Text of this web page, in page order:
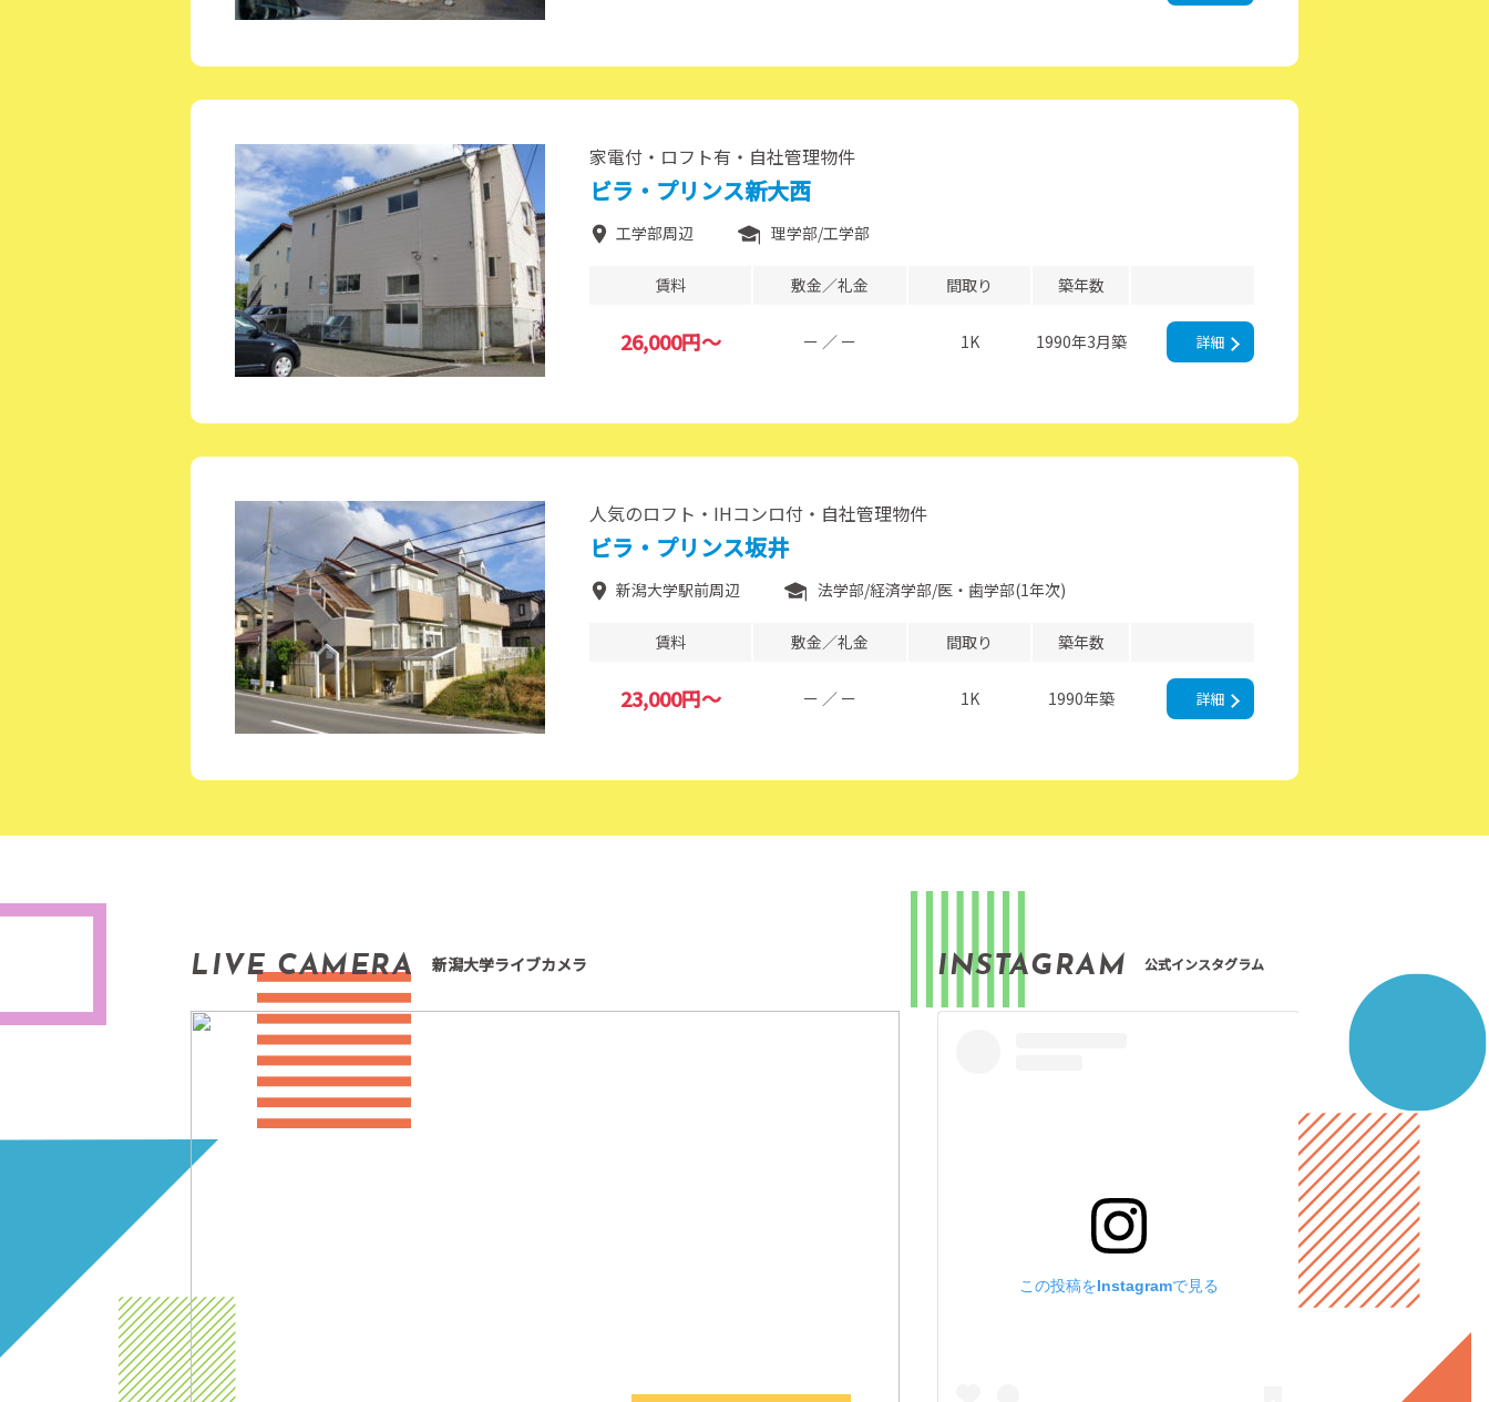
家電付・ロフト有・自社管理物件
ビラ・プリンス新大西
工学部周辺 理学部 工学部
賃料 敷金／礼金 間取り 築年数
26,000円～ ー ／ ー 1K 1990年3月築 詳細
人気のロフト・IHコンロ付・自社管理物件
ビラ・プリンス坂井
新潟大学駅前周辺 法学部 経済学部 医・歯学部(1年次)
賃料 敷金／礼金 間取り 築年数
23,000円～ ー ／ ー 1K 1990年築 詳細
LIVE CAMERA 新潟大学ライブカメラ INSTAGRAM 公式インスタグラム
この投稿をInstagramで見る